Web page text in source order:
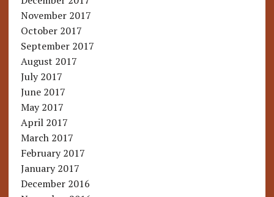
November 2017
October 2017
September 2017
August 2017
July 2017
June 2017
May 2017
April 2017
March 2017
February 2017
January 2017
December 2016